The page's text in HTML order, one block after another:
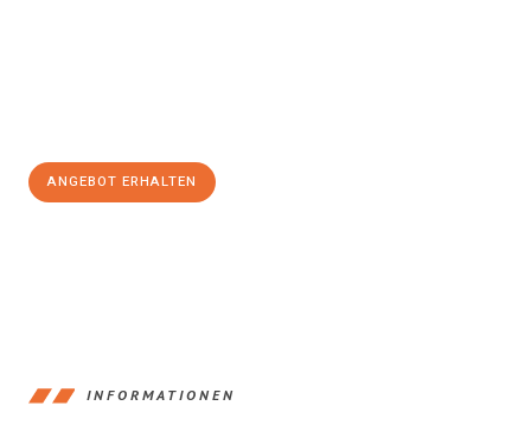
ANGEBOT ERHALTEN
INFORMATIONEN